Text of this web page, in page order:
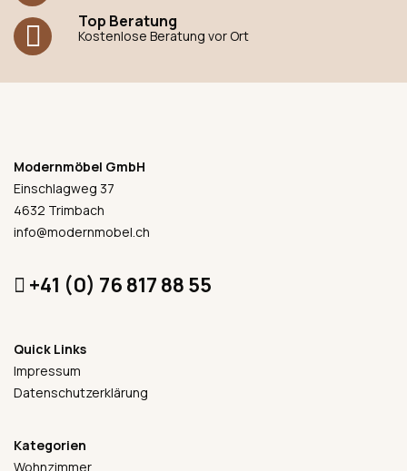
Top Beratung
Kostenlose Beratung vor Ort
Modernmöbel GmbH
Einschlagweg 37
4632 Trimbach
info@modernmobel.ch
+41 (0) 76 817 88 55
Quick Links
Impressum
Datenschutzerklärung
Kategorien
Wohnzimmer